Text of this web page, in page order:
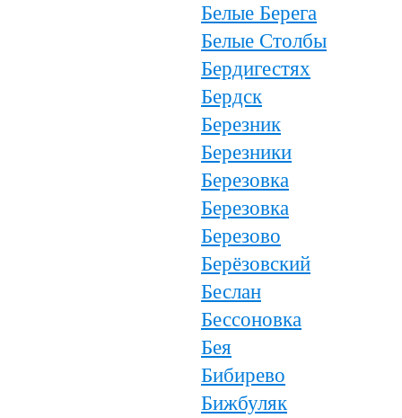
Белые Берега
Белые Столбы
Бердигестях
Бердск
Березник
Березники
Березовка
Березовка
Березово
Берёзовский
Беслан
Бессоновка
Бея
Бибирево
Бижбуляк